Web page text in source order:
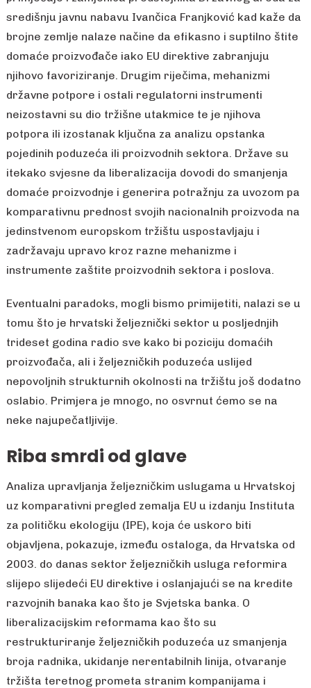
središnju javnu nabavu Ivančica Franjković kad kaže da
brojne zemlje nalaze načine da efikasno i suptilno štite
domaće proizvođače iako EU direktive zabranjuju
njihovo favoriziranje. Drugim riječima, mehanizmi
državne potpore i ostali regulatorni instrumenti
neizostavni su dio tržišne utakmice te je njihova
potpora ili izostanak ključna za analizu opstanka
pojedinih poduzeća ili proizvodnih sektora. Države su
itekako svjesne da liberalizacija dovodi do smanjenja
domaće proizvodnje i generira potražnju za uvozom pa
komparativnu prednost svojih nacionalnih proizvoda na
jedinstvenom europskom tržištu uspostavljaju i
zadržavaju upravo kroz razne mehanizme i
instrumente zaštite proizvodnih sektora i poslova.
Eventualni paradoks, mogli bismo primijetiti, nalazi se u
tomu što je hrvatski željeznički sektor u posljednjih
trideset godina radio sve kako bi poziciju domaćih
proizvođača, ali i željezničkih poduzeća uslijed
nepovoljnih strukturnih okolnosti na tržištu još dodatno
oslabio. Primjera je mnogo, no osvrnut ćemo se na
neke najupečatljivije.
Riba smrdi od glave
Analiza upravljanja željezničkim uslugama u Hrvatskoj
uz komparativni pregled zemalja EU u izdanju Instituta
za političku ekologiju (IPE), koja će uskoro biti
objavljena, pokazuje, između ostaloga, da Hrvatska od
2003. do danas sektor željezničkih usluga reformira
slijepo slijedeći EU direktive i oslanjajući se na kredite
razvojnih banaka kao što je Svjetska banka. O
liberalizacijskim reformama kao što su
restrukturiranje željezničkih poduzeća uz smanjenja
broja radnika, ukidanje nerentabilnih linija, otvaranje
tržišta teretnog prometa stranim kompanijama i